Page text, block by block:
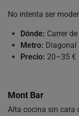
No intenta ser
Dónde: Carrer
Metro: Diagonal
Precio: 20–35 €
Mont Bar
Alta cocina sin cara